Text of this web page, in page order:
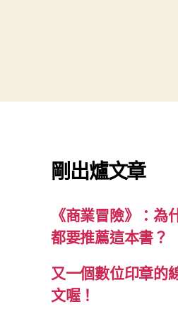
剛出爐文章
《商業冒險》：為
都要推薦這本書？
又一個數位印章的
文喔！